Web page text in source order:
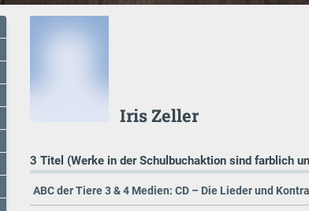
Iris Zeller
3 Titel (Werke in der Schulbuchaktion sind farblich
ABC der Tiere 3 & 4 Medien: CD – Die Lieder und